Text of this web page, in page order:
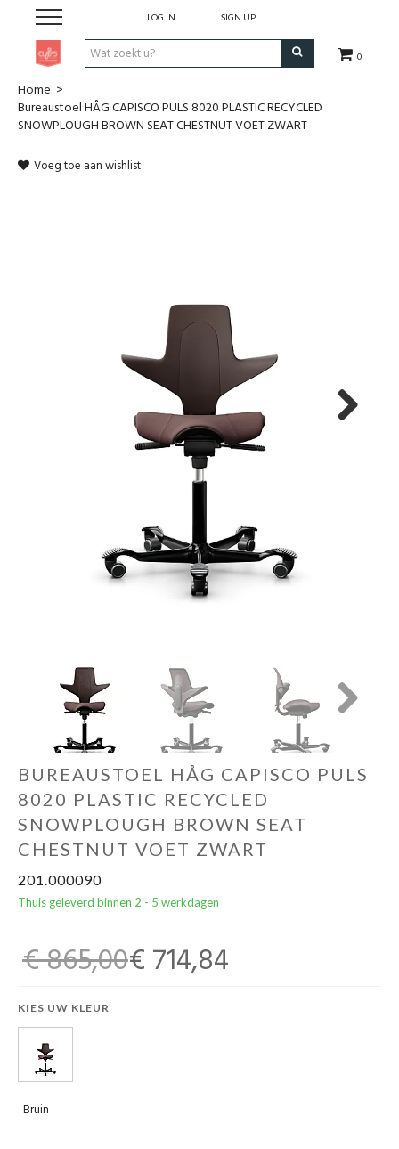
0
LOG IN SIGN UP
Pen & Papier
Winkels
Home >
Bureaustoel HÅG CAPISCO PULS 8020 PLASTIC RECYCLED
SNOWPLOUGH BROWN SEAT CHESTNUT VOET ZWART
Voeg toe aan wishlist
BUREAUSTOEL HÅG CAPISCO PULS
8020 PLASTIC RECYCLED
SNOWPLOUGH BROWN SEAT
CHESTNUT VOET ZWART
201.000090
Thuis geleverd binnen 2 - 5 werkdagen
€ 865,00€ 714,84
KIES UW KLEUR
Bruin